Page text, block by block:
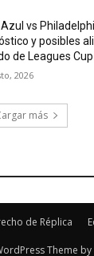
vs
y posibles
de Leagues
2026
más
de Réplica
Theme by